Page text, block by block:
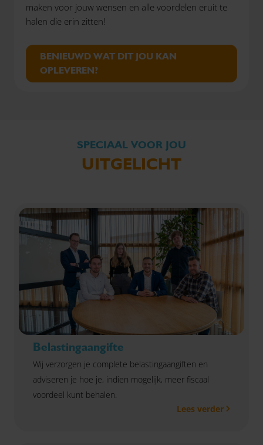
maken voor jouw wensen en alle voordelen eruit te
halen die erin zitten!
BENIEUWD WAT DIT JOU KAN
OPLEVEREN?
SPECIAAL VOOR JOU
UITGELICHT
Belastingaangifte
Wij verzorgen je complete belastingaangiften en
adviseren je hoe je, indien mogelijk, meer fiscaal
voordeel kunt behalen.
Lees verder